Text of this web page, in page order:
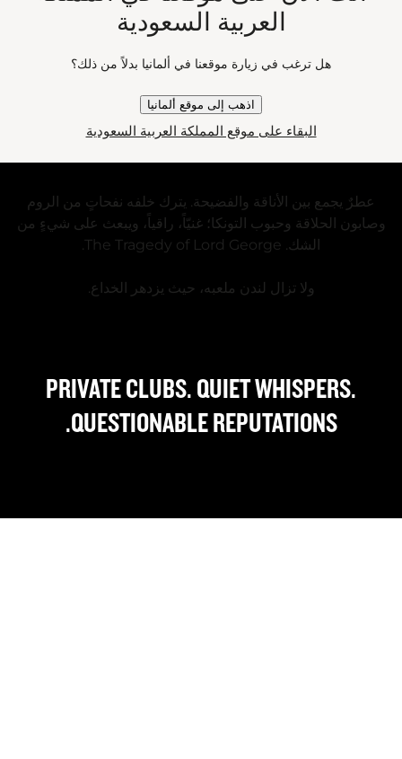
PRIVATE CLUBS. QUIET WHISPERS.
QUESTIONABLE REPUTATIONS.
عطرٌ يجمع بين الأناقة والفضيحة. يترك خلفه نفحاتٍ من الروم
وصابون الحلاقة وحبوب التونكا؛ غنيّاً، راقياً، ويبعث على شيءٍ من
الشك. The Tragedy of Lord George.
ولا تزال لندن ملعبه، حيث يزدهر الخداع.
العربية السعودية
هل ترغب في زيارة موقعنا في ألمانيا بدلاً من ذلك؟
اذهب إلى موقع ألمانيا
البقاء على موقع المملكة العربية السعودية